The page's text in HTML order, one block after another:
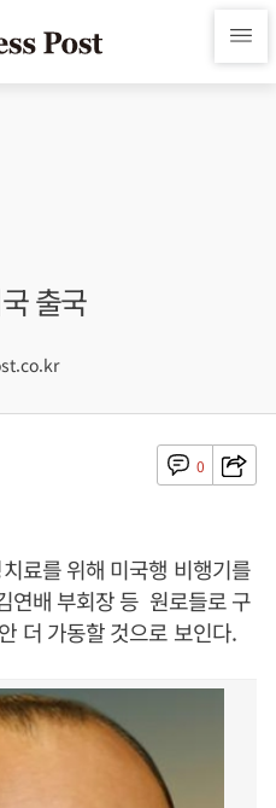
출국
0
료를 위해 미국행 비행기를
연배 부회장 등 원로들로 구
더 가동할 것으로 보인다.